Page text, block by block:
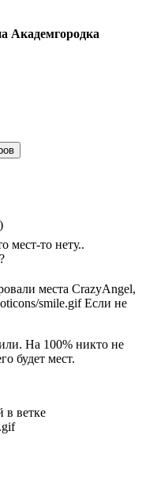
Академгородка
мест-то нету..
места CrazyAngel,
smile.gifЕсли не
На 100% никто не
будет мест.
в ветке